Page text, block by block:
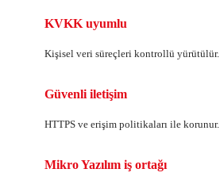
KVKK uyumlu
Kişisel veri süreçleri kontrollü yürütülür.
Güvenli iletişim
HTTPS ve erişim politikaları ile korunur.
Mikro Yazılım iş ortağı